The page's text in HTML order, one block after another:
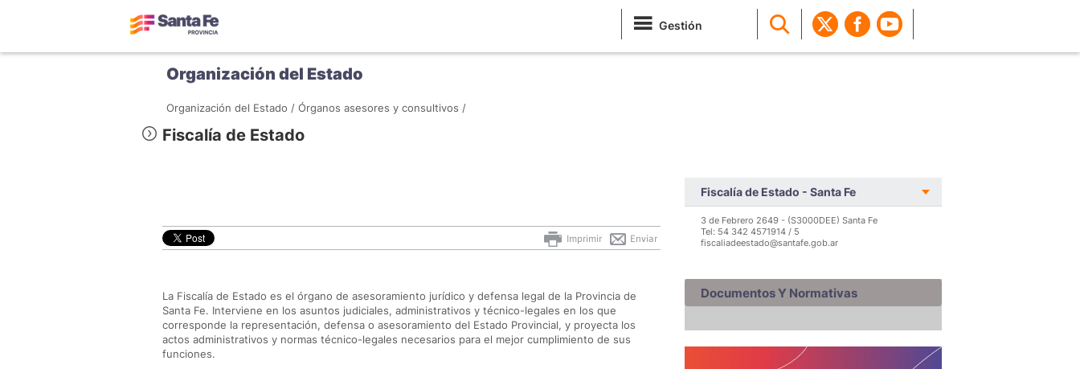
Gestión
Organización del Estado
Organización del Estado / Órganos asesores y consultivos /
Fiscalía de Estado
Enviar
Imprimir
La Fiscalía de Estado es el órgano de asesoramiento jurídico y defensa legal de la Provincia de
Santa Fe. Interviene en los asuntos judiciales, administrativos y técnico-legales en los que
corresponde la representación, defensa o asesoramiento del Estado Provincial, y proyecta los
actos administrativos y normas técnico-legales necesarios para el mejor cumplimiento de sus
funciones.
Fiscalía de Estado - Santa Fe
3 de Febrero 2649 - (S3000DEE) Santa Fe
Tel: 54 342 4571914 / 5
fiscaliadeestado@santafe.gob.ar
Documentos Y Normativas